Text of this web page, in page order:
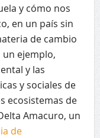
y cómo nos
en un país sin
de cambio
ejemplo,
y las
y sociales de
ecosistemas de
Amacuro, un
de